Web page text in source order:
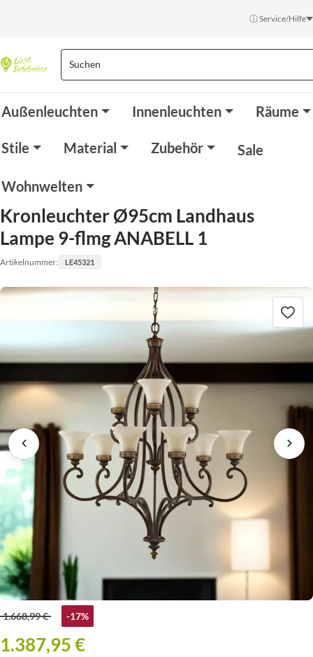
ⓘ Service/Hilfe
Außenleuchten Innenleuchten Räume
Stile Material Zubehör Sale
Wohnwelten
Kronleuchter Ø95cm Landhaus
Lampe 9-flmg ANABELL 1
Artikelnummer: LE45321
1.668,99 € -17%
1.387,95 €